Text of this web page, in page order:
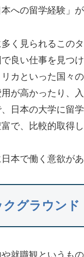
への留学経験」
く見られるこの
良い仕事を見つけ
カといった国々
が高かったり、
日本の大学に留
で、比較的取得
本で働く意欲があ
グラウンド